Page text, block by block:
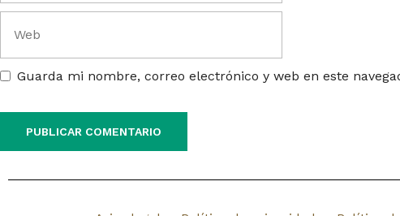
Guarda mi nombre, correo electrónico y web en este